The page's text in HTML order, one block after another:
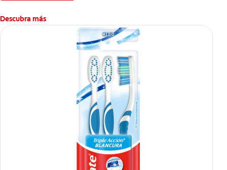
Descubra más